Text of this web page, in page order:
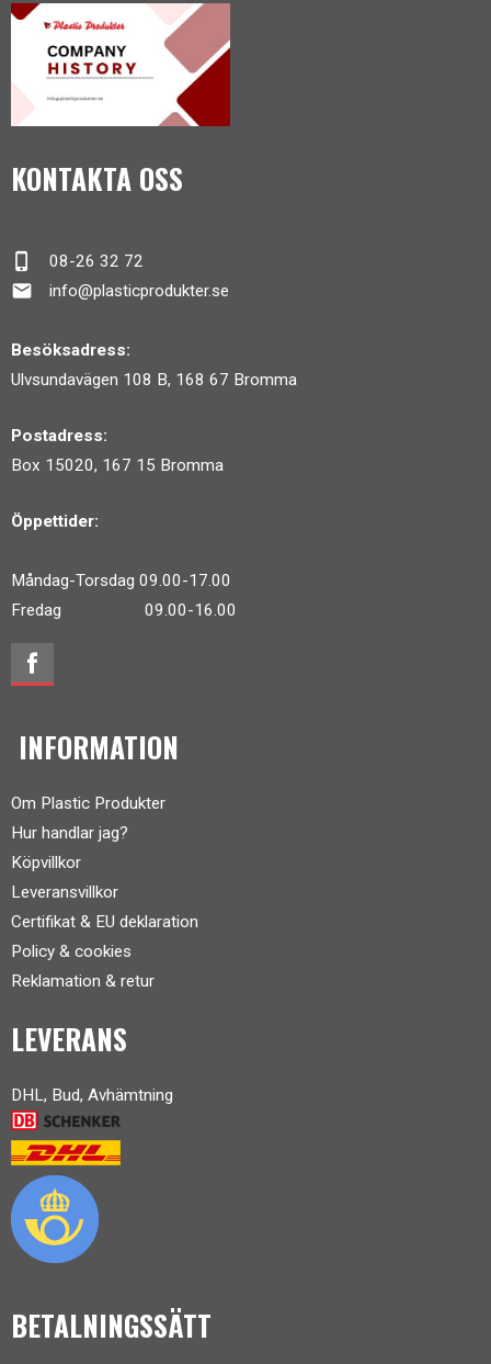
KONTAKTA OSS
phone_iphone 08-26 32 72
mail info@plasticprodukter.se
Besöksadress:
Ulvsundavägen 108 B, 168 67 Bromma
Postadress:
Box 15020, 167 15 Bromma
Öppettider:
Måndag-Torsdag 09.00-17.00
Fredag 09.00-16.00
INFORMATION
Om Plastic Produkter
Hur handlar jag?
Köpvillkor
Leveransvillkor
Certifikat & EU deklaration
Policy & cookies
Reklamation & retur
LEVERANS
DHL, Bud, Avhämtning
BETALNINGSSÄTT